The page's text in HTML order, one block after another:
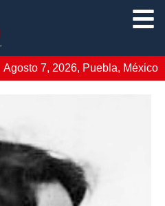
Agosto 7, 2026, Puebla, México